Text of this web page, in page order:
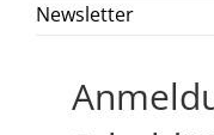
Newsletter